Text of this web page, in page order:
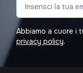
Abbiamo a cuore i
privacy policy.